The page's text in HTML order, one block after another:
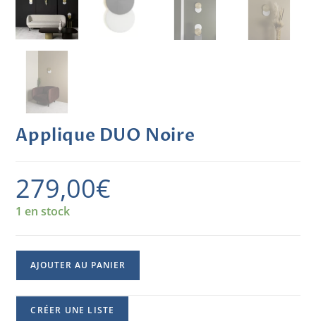
Applique DUO Noire
279,00€
1 en stock
AJOUTER AU PANIER
CRÉER UNE LISTE